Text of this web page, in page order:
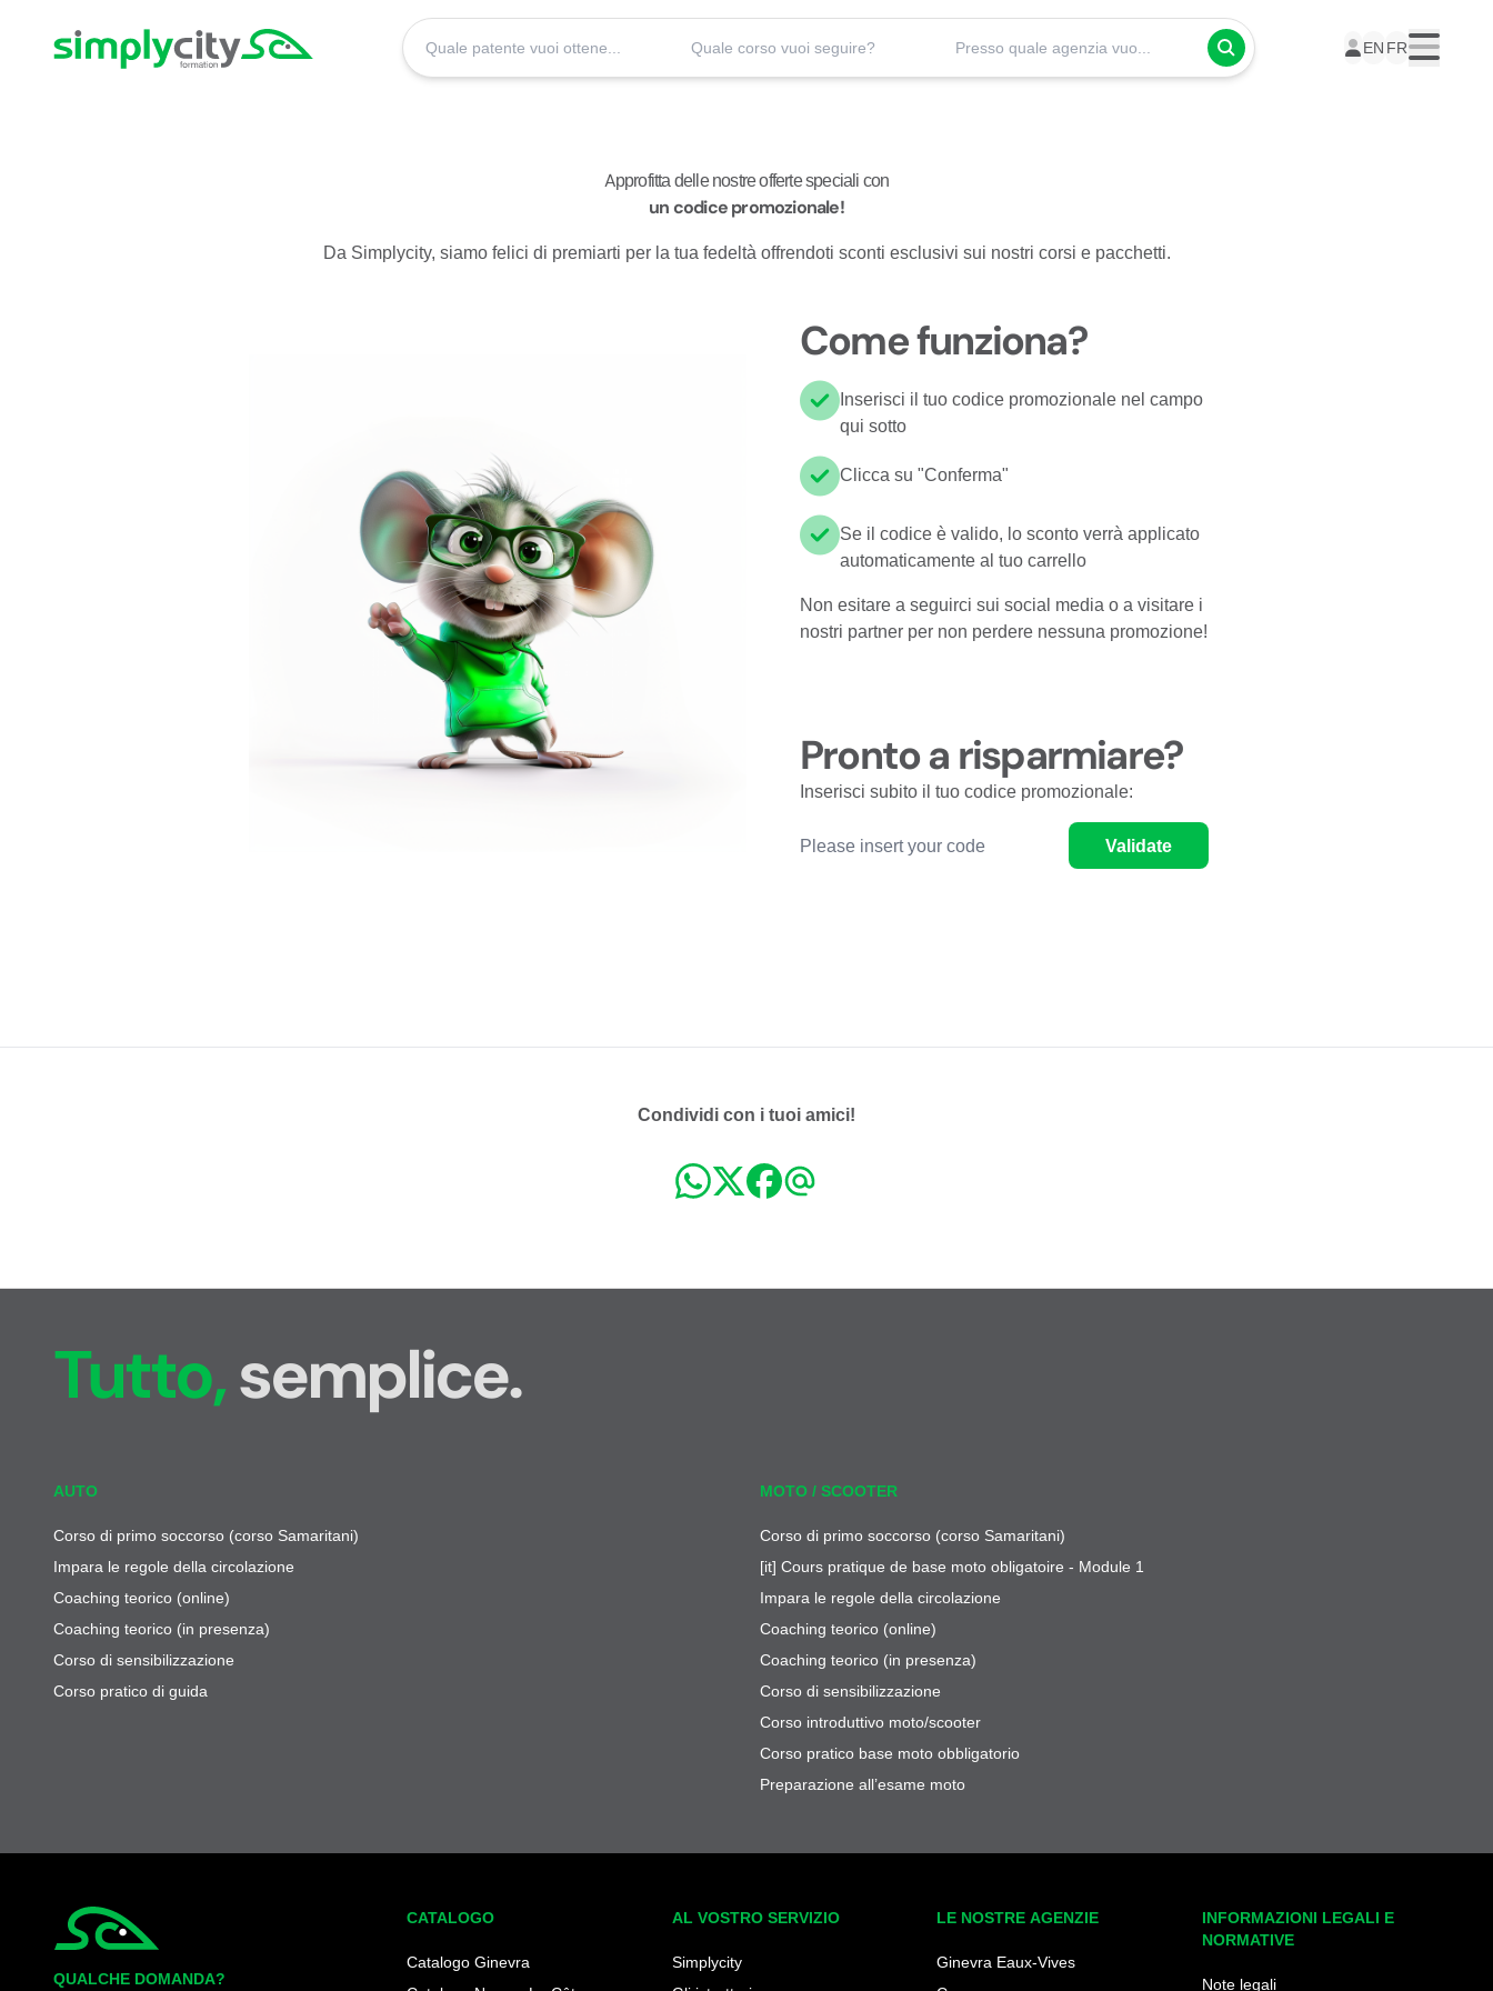
Simplycity Quale patente vuoi ottenere? Quale corso vuoi seguire? Presso quale agenzia vuoi seguire i tuoi corsi? EN FR
Approfitta delle nostre offerte speciali con
un codice promozionale!
Da Simplycity, siamo felici di premiarti per la tua fedeltà offrendoti sconti esclusivi sui nostri corsi e pacchetti.
Come funziona?
Inserisci il tuo codice promozionale nel campo
qui sotto
Clicca su "Conferma"
Se il codice è valido, lo sconto verrà applicato
automaticamente al tuo carrello
Non esitare a seguirci sui social media o a visitare i
nostri partner per non perdere nessuna promozione!
Pronto a risparmiare?
Inserisci subito il tuo codice promozionale:
C
Validate
Condividi con i tuoi amici!
Tutto,semplice.
AUTO
Corso di primo soccorso (corso Samaritani)
Impara le regole della circolazione
Coaching teorico (online)
Coaching teorico (in presenza)
Corso di sensibilizzazione
Corso pratico di guida
MOTO / SCOOTER
Corso di primo soccorso (corso Samaritani)
[it] Cours pratique de base moto obligatoire - Module 1
Impara le regole della circolazione
Coaching teorico (online)
Coaching teorico (in presenza)
Corso di sensibilizzazione
Corso introduttivo moto/scooter
Corso pratico base moto obbligatorio
Preparazione all’esame moto
QUALCHE DOMANDA?
CATALOGO
Catalogo Ginevra
AL VOSTRO SERVIZIO
Simplycity
LE NOSTRE AGENZIE
Ginevra Eaux-Vives
INFORMAZIONI LEGALI E
NORMATIVE
Note legali